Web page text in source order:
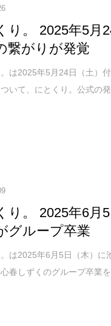
り。 2025年5月
繋がりが発覚
は2025年5月24日（土）
いて、にとくり。公式の
り。 2025年6月
グループ卒業
は2025年6月5日（木）に
春しずくのグループ卒業